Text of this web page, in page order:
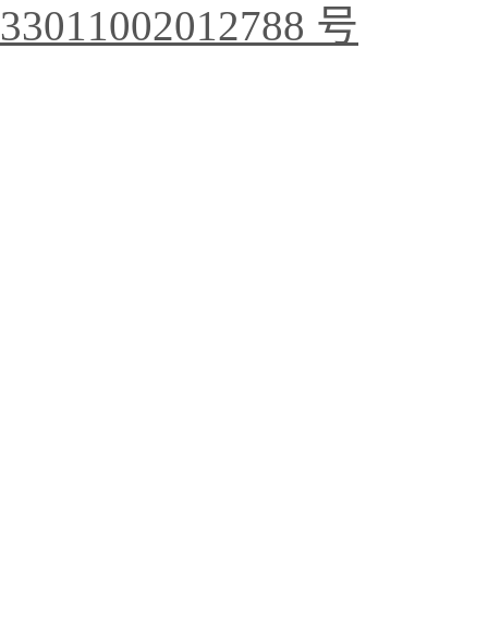
33011002012788 号